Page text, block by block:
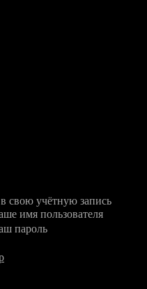
свою учётную запись
имя пользователя
пароль